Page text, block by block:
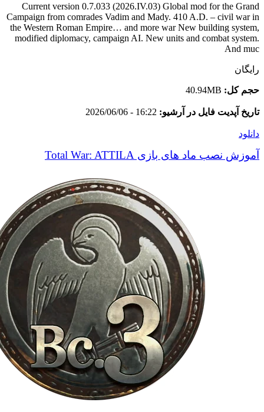
Current version 0.7.033 (2026.IV.03) Global mod for the Grand
Campaign from comrades Vadim and Mady. 410 A.D. – civil war in
the Western Roman Empire… and more war New building system,
modified diplomacy, campaign AI. New units and combat system.
And muc
رایگان
حجم کل: 40.94MB
تاریخ آپدیت فایل در آرشیو: 16:22 - 2026/06/06
دانلود
آموزش نصب ماد های بازی Total War: ATTILA